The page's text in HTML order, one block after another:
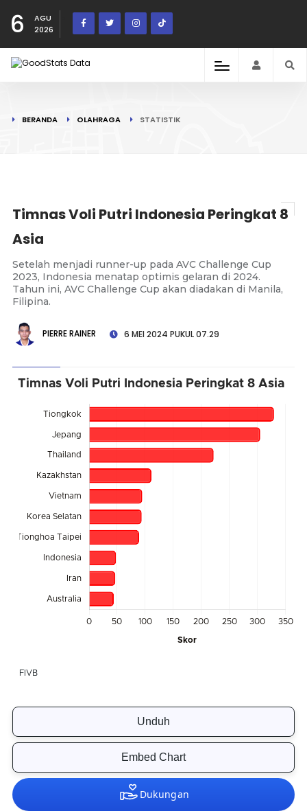
6
AGU
2026
BERANDA OLAHRAGA STATISTIK
Timnas Voli Putri Indonesia Peringkat 8
Asia
Setelah menjadi runner-up pada AVC Challenge Cup
2023, Indonesia menatap optimis gelaran di 2024.
Tahun ini, AVC Challenge Cup akan diadakan di Manila,
Filipina.
PIERRE RAINER 6 MEI 2024 PUKUL 07.29
Timnas Voli Putri Indonesia Peringkat 8 Asia
Unduh
Embed Chart